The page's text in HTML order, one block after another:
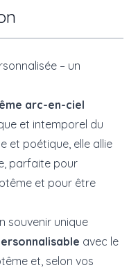
– un
arc-en-ciel
et intemporel du
et poétique, elle allie
parfaite pour
et pour être
souvenir unique
avec le
et, selon vos